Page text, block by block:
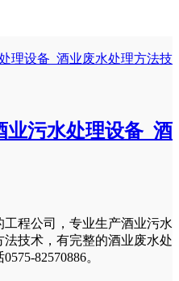
业污水处理设备_酒
程公司，专业生产酒业污水
技术，有完整的酒业废水处
82570886。